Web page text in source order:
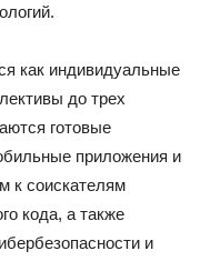
как индивидуальные
до трех
готовые
приложения и
к соискателям
кода, а также
и